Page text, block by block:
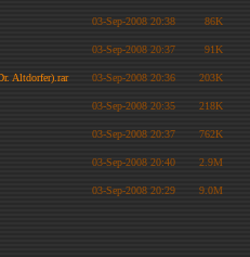
03-Sep-2008 20:38 86K
03-Sep-2008 20:37 91K
Altdorfer).rar 03-Sep-2008 20:36 203K
03-Sep-2008 20:35 218K
03-Sep-2008 20:37 762K
03-Sep-2008 20:40 2.9M
03-Sep-2008 20:29 9.0M